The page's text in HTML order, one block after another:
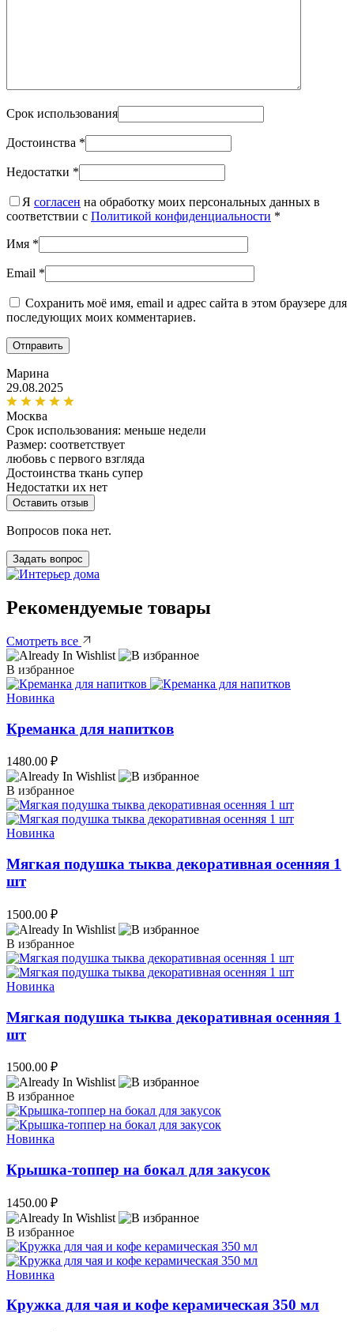
Срок использования
Достоинства *
Недостатки *
Я согласен на обработку моих персональных данных в
соответствии с Политикой конфиденциальности *
Имя *
Email *
Сохранить моё имя, email и адрес сайта в этом браузере для
последующих моих комментариев.
Марина
29.08.2025
Москва
Срок использования: меньше недели
Размер: соответствует
любовь с первого взгляда
Достоинства ткань супер
Недостатки их нет
Оставить отзыв
Вопросов пока нет.
Задать вопрос
Рекомендуемые товары
Смотреть все
В избранное
Новинка
Креманка для напитков
1480.00 ₽
В избранное
Новинка
Мягкая подушка тыква декоративная осенняя 1
шт
1500.00 ₽
В избранное
Новинка
Мягкая подушка тыква декоративная осенняя 1
шт
1500.00 ₽
В избранное
Новинка
Крышка-топпер на бокал для закусок
1450.00 ₽
В избранное
Новинка
Кружка для чая и кофе керамическая 350 мл